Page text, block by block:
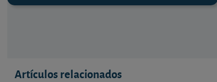
Artículos relacionados